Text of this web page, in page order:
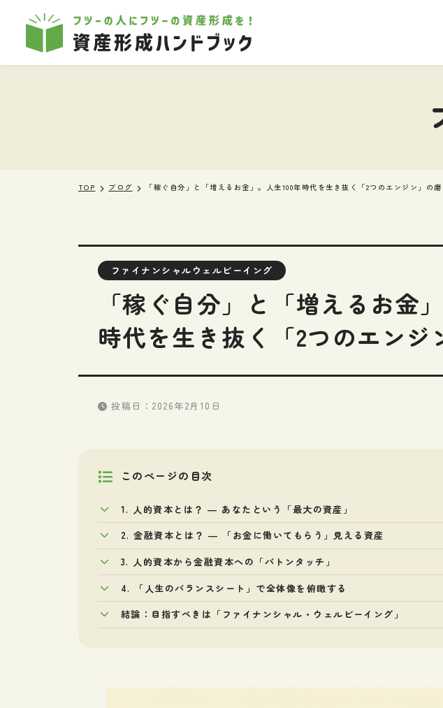
TOP ブログ 「稼ぐ自分」と「増えるお金」。人生100年時代を生き抜く「2つのエンジン」の
ファイナンシャルウェルビーイング
「稼ぐ自分」と「増えるお金
時代を生き抜く「2つのエンジ
投稿日： 2026年2月10日
このページの目次
1. 人的資本とは？ ― あなたという「最大の資産」
2. 金融資本とは？ ― 「お金に働いてもらう」見える資産
3. 人的資本から金融資本への「バトンタッチ」
4. 「人生のバランスシート」で全体像を俯瞰する
結論：目指すべきは「ファイナンシャル・ウェルビーイング」